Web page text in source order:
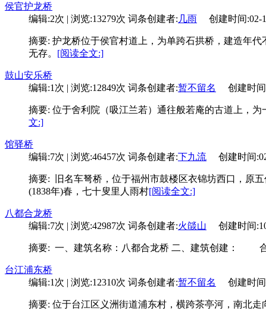
侯官护龙桥
编辑:2次 | 浏览:13279次 词条创建者: 几雨 创建时间:02-
摘要: 护龙桥位于侯官村道上，为单跨石拱桥，建造年
无存。 [阅读全文:]
鼓山安乐桥
编辑:1次 | 浏览:12849次 词条创建者:暂不留名 创建时间
摘要: 位于舍利院（吸江兰若）通往般若庵的古道上，为
文:]
馆驿桥
编辑:7次 | 浏览:46457次 词条创建者:下九流 创建时间
摘要: 旧名车弩桥，位于福州市鼓楼区衣锦坊西口，原
(1838年)春，七十叟里人雨村[阅读全文:]
八都合龙桥
编辑:7次 | 浏览:42987次 词条创建者:火燄山 创建时间
摘要: 一、建筑名称：八都合龙桥 二、建筑创建：
台江浦东桥
编辑:1次 | 浏览:12310次 词条创建者:暂不留名 创建时间
摘要: 位于台江区义洲街道浦东村，横跨茶亭河，南北走